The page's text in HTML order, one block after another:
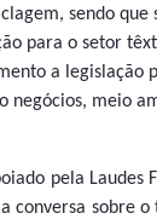
sendo que
para o setor
a legislação
negócios, meio
pela Laudes
conversa sobre o